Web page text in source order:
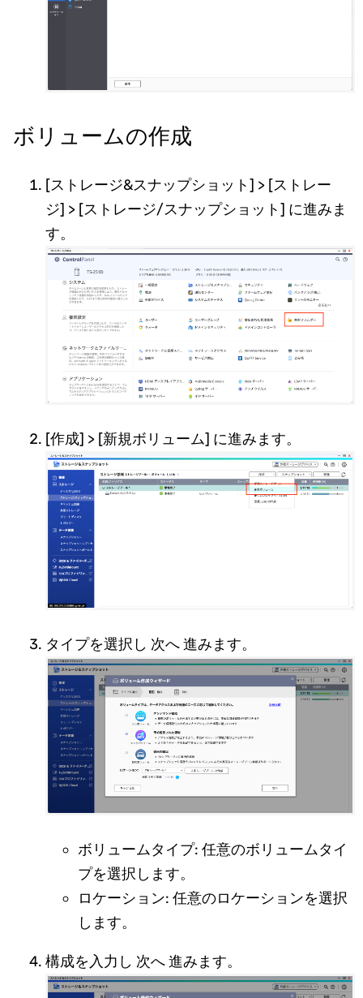
ボリュームの作成
[ストレージ&スナップショット] > [ストレー
ジ] > [ストレージ/スナップショット] に進みま
す。
[作成] > [新規ボリューム] に進みます。
タイプを選択し 次へ 進みます。
ボリュームタイプ: 任意のボリュームタイ
プを選択します。
ロケーション: 任意のロケーションを選択
します。
構成を入力し 次へ 進みます。